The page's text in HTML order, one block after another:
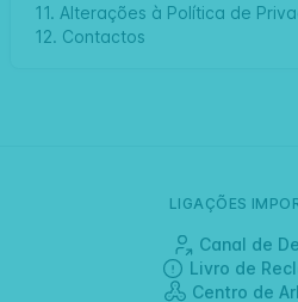
11. Alterações à Política de
12. Contactos
LIGAÇÕES
Canal de
Livro de
Centro de